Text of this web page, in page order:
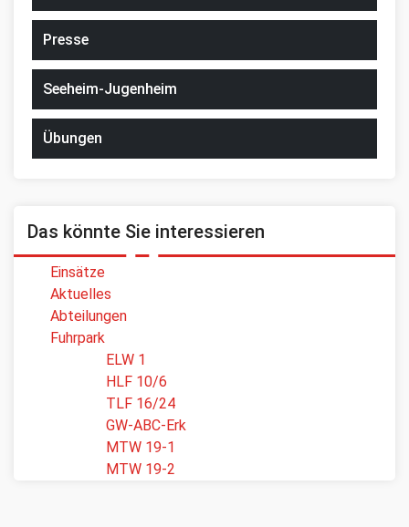
Presse
Seeheim-Jugenheim
Übungen
Das könnte Sie interessieren
Einsätze
Aktuelles
Abteilungen
Fuhrpark
ELW 1
HLF 10/6
TLF 16/24
GW-ABC-Erk
MTW 19-1
MTW 19-2